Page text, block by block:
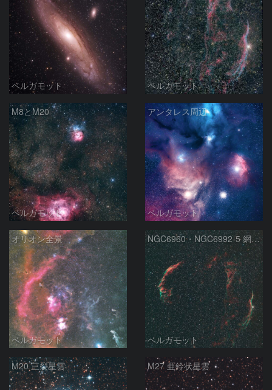
ベルガモット ベルガモット
M8とM20
ベルガモット
アンタレス周辺
ベルガモット
オリオン全景
ベルガモット
NGC6960・NGC6992-5 網状星雲
ベルガモット
M20 三裂星雲 M27 亜鈴状星雲